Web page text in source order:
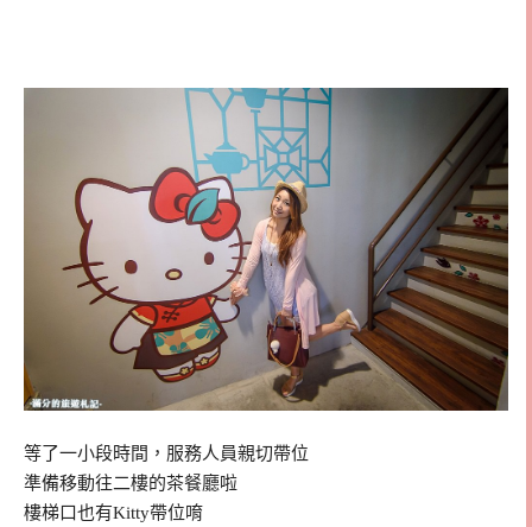
等了一小段時間，服務人員親切帶位
準備移動往二樓的茶餐廳啦
樓梯口也有Kitty帶位唷